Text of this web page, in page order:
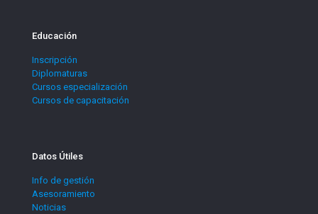
Educación
Inscripción
Diplomaturas
Cursos especialización
Cursos de capacitación
Datos Útiles
Info de gestión
Asesoramiento
Noticias